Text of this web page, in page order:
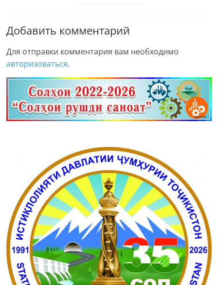
Добавить комментарий
Для отправки комментария вам необходимо
авторизоваться.